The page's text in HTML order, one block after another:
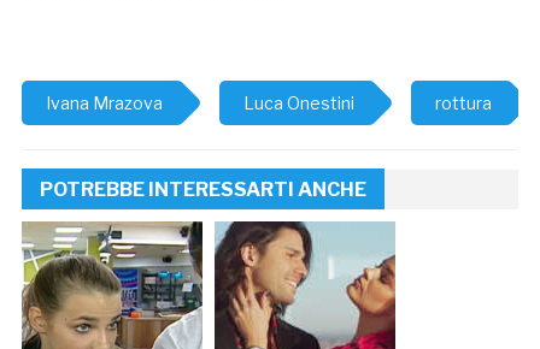
Ivana Mrazova Luca Onestini rottura
POTREBBE INTERESSARTI ANCHE